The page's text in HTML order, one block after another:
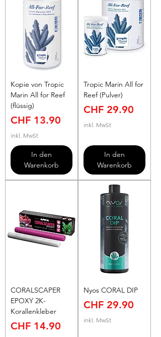
Kopie von Tropic
Marin All for Reef
(flüssig)
Preis
CHF 13.90
inkl. MwSt
In den
Warenkorb
Tropic Marin All for
Reef (Pulver)
Preis
CHF 29.90
inkl. MwSt
In den
Warenkorb
CORALSCAPER
EPOXY 2K-
Korallenkleber
Preis
CHF 14.90
Nyos CORAL DIP
Preis
CHF 29.90
inkl. MwSt